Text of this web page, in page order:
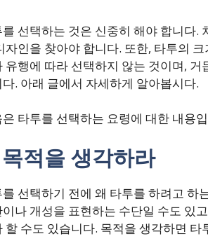
를 선택하는 것은 신중히 해야 합니다.
자인을 찾아야 합니다. 또한, 타투의
유행에 따라 선택하지 않는 것이며,
. 아래 글에서 자세하게 알아봅시다.
은 타투를 선택하는 요령에 대한 내용
적을 생각하라
를 선택하기 전에 왜 타투를 하려고 하
이나 개성을 표현하는 수단일 수도 있
할 수도 있습니다. 목적을 생각하면